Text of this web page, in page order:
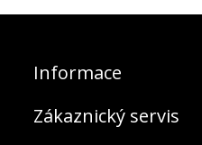
Informace
Zákaznický servis